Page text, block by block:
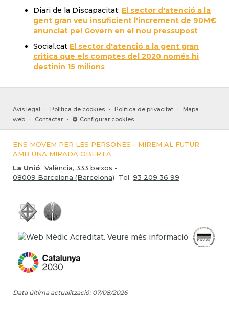
Diari de la Discapacitat: El sector d'atenció a la
gent gran veu insuficient l'increment de 90M€
anunciat pel Govern en el nou pressupost
Social.cat El sector d'atenció a la gent gran
critica que els comptes del 2020 només hi
destinin 15 milions
Avís legal · Política de cookies · Política de privacitat ·
Mapa
web
· Contactar · Configurar cookies
ENS MOVEM PER LES PERSONES - MIREM AL FUTUR
AMB UNA MIRADA OBERTA
La Unió València, 333 baixos -
08009 Barcelona (Barcelona) Tel. 93 209 36 99
Data última actualització: 07/08/2026